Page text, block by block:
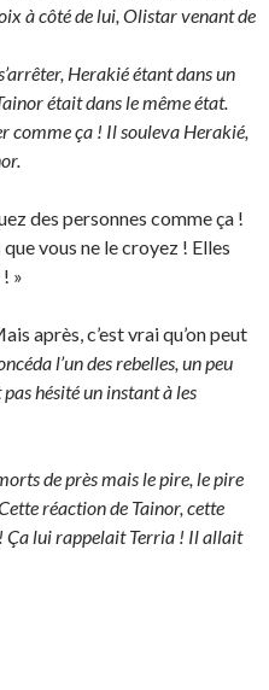
à côté de lui, Olistar venant de
Herakié étant dans un
était dans le même état.
comme ça ! Il souleva Herakié,
des personnes comme ça !
vous ne le croyez ! Elles
»
après, c’est vrai qu’on peut
l’un des rebelles, un peu
hésité un instant à les
de près mais le pire, le pire
réaction de Tainor, cette
lui rappelait Terria ! Il allait